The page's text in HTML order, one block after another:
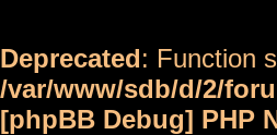
Deprecated: Function
/var/www/sdb/d/2/
[phpBB Debug] PHP